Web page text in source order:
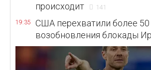
происходит
141
19:35
США перехватили более
возобновления блокады